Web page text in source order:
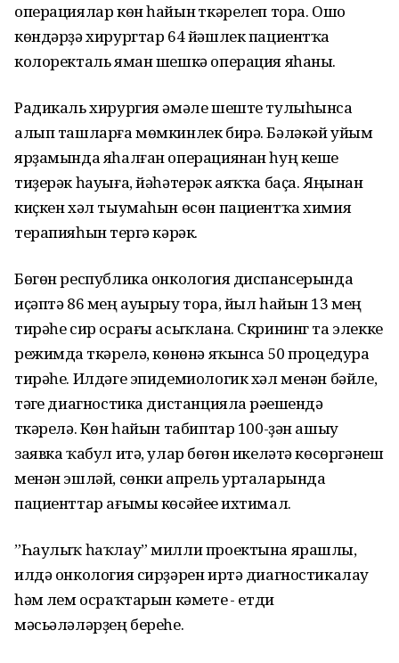
операциялар көн һайын үткәрелеп тора. Ошо
көндәрҙә хирургтар 64 йәшлек пациентҡа
колоректаль яман шешкә операция яһаны.
Радикаль хирургия әмәле шеште тулыһынса
алып ташларға мөмкинлек бирә. Бәләкәй уйым
ярҙамында яһалған операциянан һуң кеше
тиҙерәк һауыға, йәһәтерәк аяҡҡа баҫа. Яңынан
киҫкен хәл тыумаһын өсөн пациентҡа химия
терапияһын үтергә кәрәк.
Бөгөн республика онкология диспансерында
иҫәптә 86 мең ауырыу тора, йыл һайын 13 мең
тирәһе сир осрағы асыҡлана. Скрининг та элекке
режимда үткәрелә, көнөнә яҡынса 50 процедура
тирәһе. Илдәге эпидемиологик хәл менән бәйле,
тәүге диагностика дистанцияла рәүешендә
үткәрелә. Көн һайын табиптар 100-ҙән ашыу
заявка ҡабул итә, улар бөгөн икеләтә көсөргәнеш
менән эшләй, сөнки апрель урталарында
пациенттар ағымы көсәйеүе ихтимал.
”Һаулыҡ һаҡлау” милли проектына ярашлы,
илдә онкология сирҙәрен иртә диагностикалау
һәм үлем осраҡтарын кәметеү - етди
мәсьәләләрҙең береһе.